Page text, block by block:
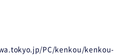
PC/kenkou/kenkou-